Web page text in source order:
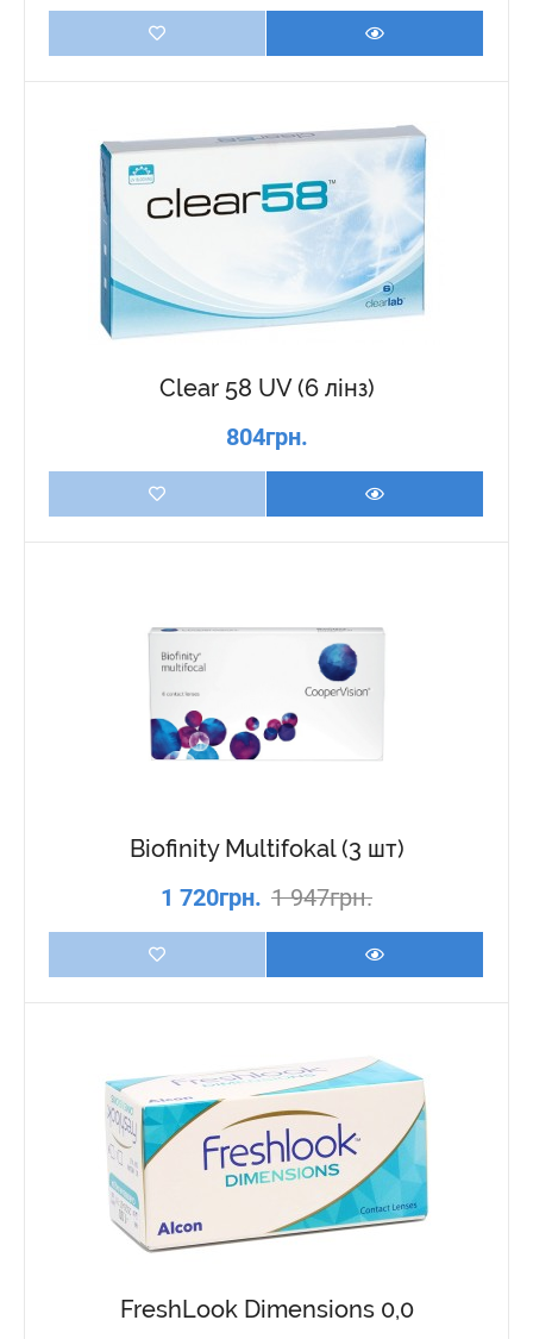
Clear 58 UV (6 лінз)
804грн.
Biofinity Multifokal (3 шт)
1 720грн. 1 947грн.
FreshLook Dimensions 0,0